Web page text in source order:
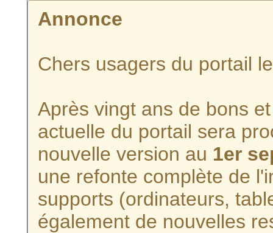
Annonce
Chers usagers du portail
Après vingt ans de bons
actuelle du portail sera
nouvelle version au 1er
une refonte complète de
supports (ordinateurs,
également de nouvelles